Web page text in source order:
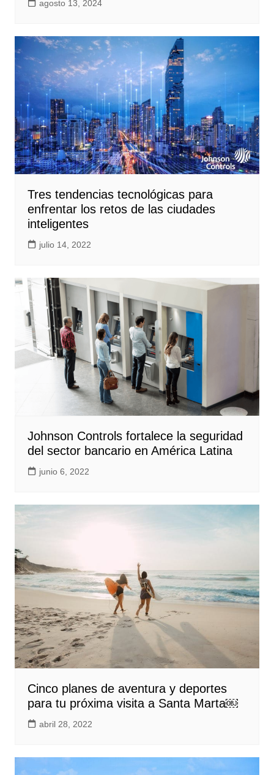
agosto 13, 2024
Tres tendencias tecnológicas para
enfrentar los retos de las ciudades
inteligentes
julio 14, 2022
Johnson Controls fortalece la seguridad
del sector bancario en América Latina
junio 6, 2022
Cinco planes de aventura y deportes
para tu próxima visita a Santa Marta￼
abril 28, 2022